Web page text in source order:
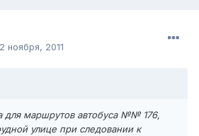
2 ноября, 2011
для маршрутов автобуса №№ 176,
улице при следовании к